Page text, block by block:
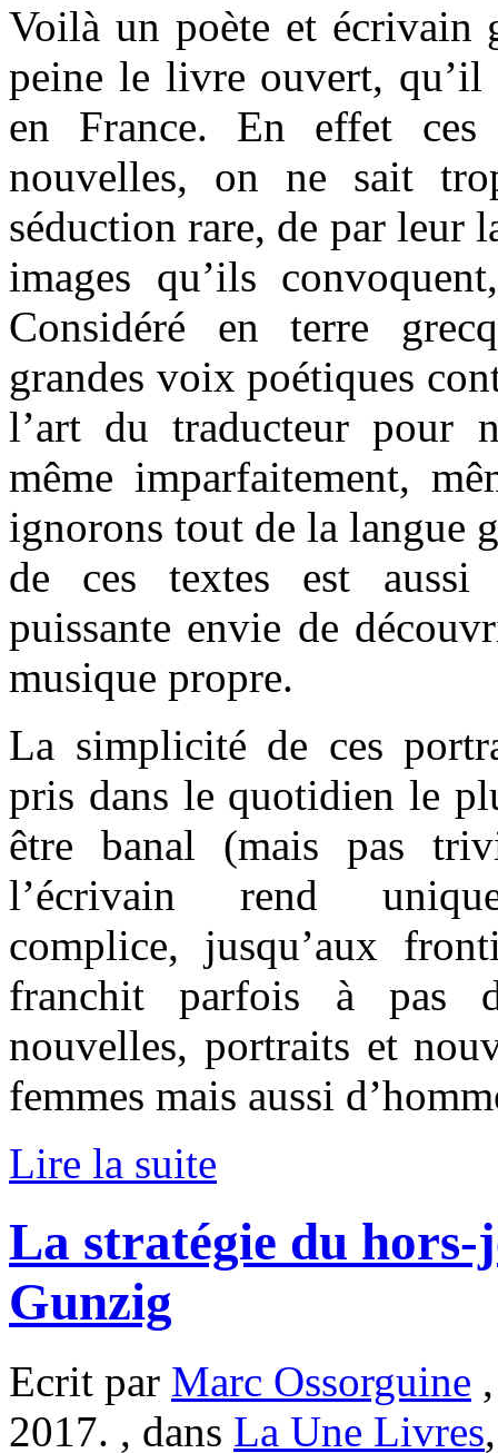
Voilà un poète et écrivain
peine le livre ouvert,
en France. En effet ces
nouvelles, on ne sait
séduction rare, de par leur
images qu’ils
Considéré en terre
grandes voix poétiques
l’art du traducteur pour
même imparfaitement,
ignorons tout de la langue
de ces textes est
puissante envie de
musique propre.
La simplicité de ces
pris dans le quotidien le
être banal (mais pas
l’écrivain rend
complice, jusqu’aux
franchit parfois à pas
nouvelles, portraits et
femmes mais aussi
Lire la suite
La stratégie du hors-
Gunzig
Ecrit par Marc Ossorguine
2017. , dans La Une Livres